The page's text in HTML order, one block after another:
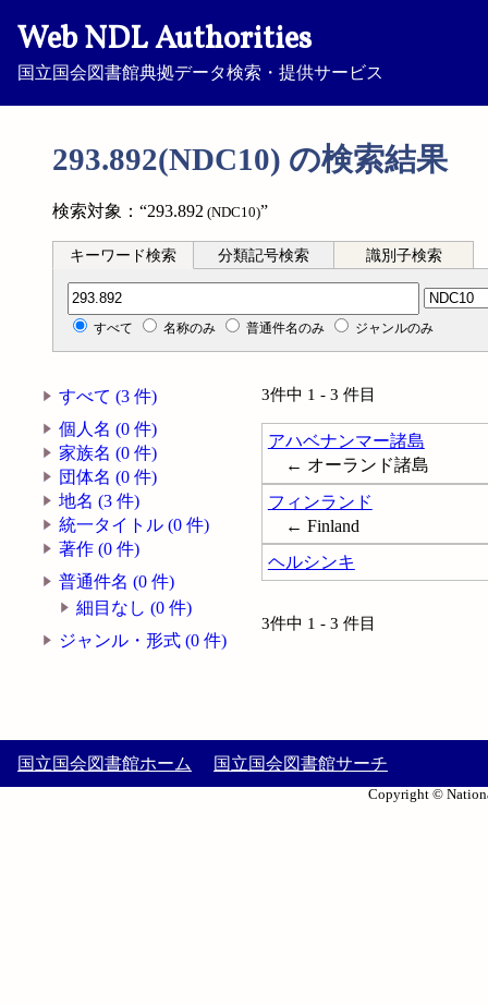
Web NDL Authorities
国立国会図書館典拠データ検索・提供サービス
293.892(NDC10) の検索結果
検索対象：“293.892 (NDC10)”
キーワード検索 分類記号検索 識別子検索
分類記号検索
すべて 名称のみ 普通件名のみ ジャンルのみ
すべて (3 件)
個人名 (0 件)
家族名 (0 件)
団体名 (0 件)
地名 (3 件)
統一タイトル (0 件)
著作 (0 件)
普通件名 (0 件)
細目なし (0 件)
ジャンル・形式 (0 件)
3件中 1 - 3 件目
アハベナンマー諸島
← オーランド諸島
フィンランド
← Finland
ヘルシンキ
3件中 1 - 3 件目
国立国会図書館ホーム 国立国会図書館サーチ
Copyright ©